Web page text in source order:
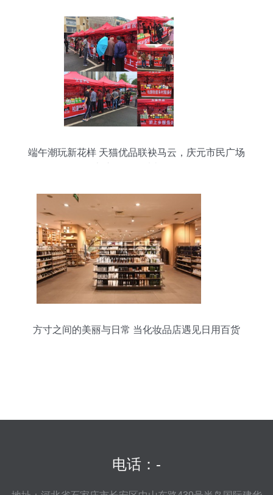
端午潮玩新花样 天猫优品联袂马云，庆元市民广场
方寸之间的美丽与日常 当化妆品店遇见日用百货
电话：-